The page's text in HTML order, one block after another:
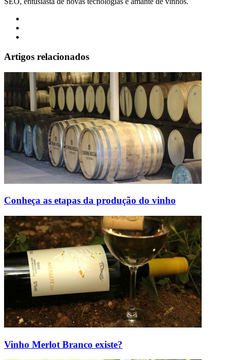
Artigos relacionados
Conheça as etapas da produção do vinho
Vinho Merlot Branco existe?